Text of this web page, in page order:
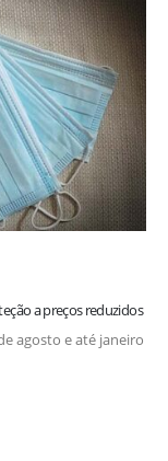
a preços reduzidos
agosto e até janeiro